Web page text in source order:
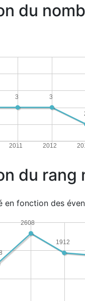
du
2011 2012
3
3
du rang
en fonction des
1912
2608